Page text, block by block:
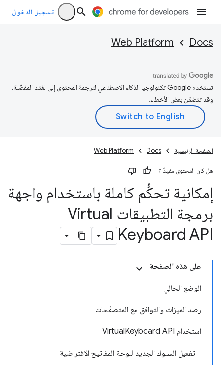
تسجيل الدخول
Docs
Web Platform
تستخدم Google تكنولوجيا الذكاء الاصطناعي لترجمة المحتوى إلى لغتك المفضّلة،
وقد تتضمّن بعض الأخطاء.
الصفحة الرئيسية Docs
Web Platform
هل كان المحتوى مفيدًا؟
إمكانية تحكُّم كاملة باستخدام واجهة
برمجة التطبيقات Virtual
Keyboard API
على هذه الصفحة
الوضع الحالي
رصد الميزات والتوافق مع المتصفّحات
استخدام VirtualKeyboard API
تفعيل السلوك الجديد للوحة المفاتيح الافتراضية